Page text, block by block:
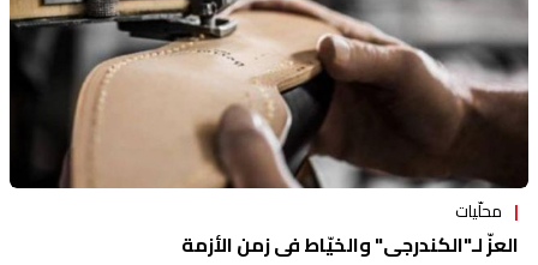
محلّيات
العزّ لـ"الكندرجي" والخيّاط في زمن الأزمة